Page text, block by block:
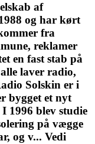
af
og har kørt
fra
reklamer
en fast stab på
laver radio,
Solskin er i
bygget et nyt
1996 blev studie
på vægge
og v... Vedi